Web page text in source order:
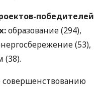
победителей
образование (294),
(53),
(38).